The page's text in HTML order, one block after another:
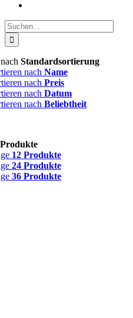
Suche
nach:
Standardsortierung
nach Name
nach Preis
nach Datum
nach Beliebtheit
12 Produkte
24 Produkte
36 Produkte